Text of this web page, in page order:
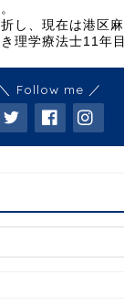
し、現在は港区
理学療法士11年目
＼ Follow me ／